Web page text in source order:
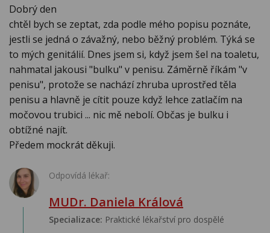
Dobrý den
chtěl bych se zeptat, zda podle mého popisu poznáte,
jestli se jedná o závažný, nebo běžný problém. Týká se
to mých genitálií. Dnes jsem si, když jsem šel na toaletu,
nahmatal jakousi "bulku" v penisu. Záměrně říkám "v
penisu", protože se nachází zhruba uprostřed těla
penisu a hlavně je cítit pouze když lehce zatlačím na
močovou trubici ... nic mě nebolí. Občas je bulku i
obtížné najít.
Předem mockrát děkuji.
Odpovídá lékař:
MUDr. Daniela Králová
Specializace: Praktické lékařství pro dospělé